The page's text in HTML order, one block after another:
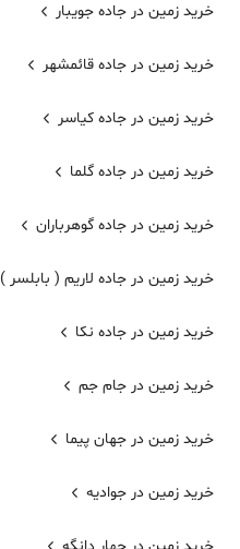
خرید زمین در جاده جویبار
خرید زمین در جاده قائمشهر
خرید زمین در جاده کیاسر
خرید زمین در جاده گلما
خرید زمین در جاده گوهرباران
خرید زمین در جاده لاریم ( بابلسر )
خرید زمین در جاده نکا
خرید زمین در جام جم
خرید زمین در جهان پیما
خرید زمین در جوادیه